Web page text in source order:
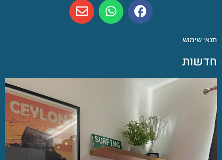
תנאי שימוש
חדשות